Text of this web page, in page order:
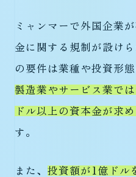
ミャンマーで外国企業
金に関する規制が設け
の要件は業種や投資形
製造業やサービス業で
ドル以上の資本金が求
す。
また、 投資額が1億ドル